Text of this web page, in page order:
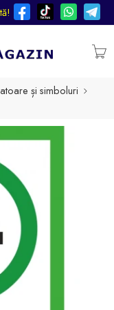
și simboluri